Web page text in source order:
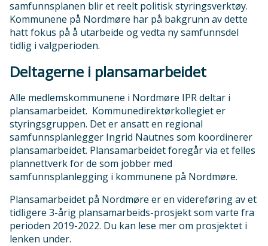
samfunnsplanen blir et reelt politisk styringsverktøy.
Kommunene på Nordmøre har på bakgrunn av dette
hatt fokus på å utarbeide og vedta ny samfunnsdel
tidlig i valgperioden.
Deltagerne i plansamarbeidet
Alle medlemskommunene i Nordmøre IPR deltar i
plansamarbeidet. Kommunedirektørkollegiet er
styringsgruppen. Det er ansatt en regional
samfunnsplanlegger Ingrid Nautnes som koordinerer
plansamarbeidet. Plansamarbeidet foregår via et felles
plannettverk for de som jobber med
samfunnsplanlegging i kommunene på Nordmøre.
Plansamarbeidet på Nordmøre er en videreføring av et
tidligere 3-årig plansamarbeids-prosjekt som varte fra
perioden 2019-2022. Du kan lese mer om prosjektet i
lenken under.